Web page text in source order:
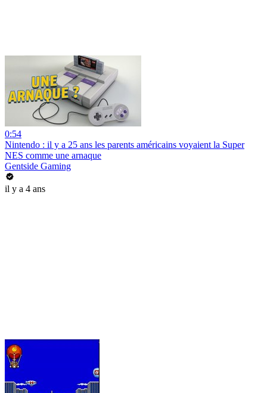
0:54
Nintendo : il y a 25 ans les parents américains voyaient la Super
NES comme une arnaque
Gentside Gaming
il y a 4 ans